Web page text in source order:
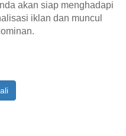
akan siap menghadapi
iklan dan muncul